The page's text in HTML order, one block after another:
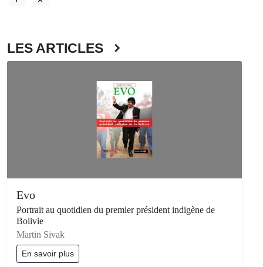
LES ARTICLES
Evo
Portrait au quotidien du premier président indigène de
Bolivie
Martin Sivak
En savoir plus